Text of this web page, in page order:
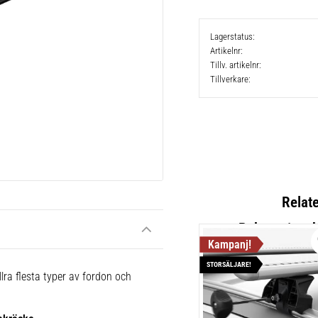
Lagerstatus
Artikelnr
Tillv. artikelnr
Tillverkare
flesta typer av fordon och
Thule
STORSÄLJARE!